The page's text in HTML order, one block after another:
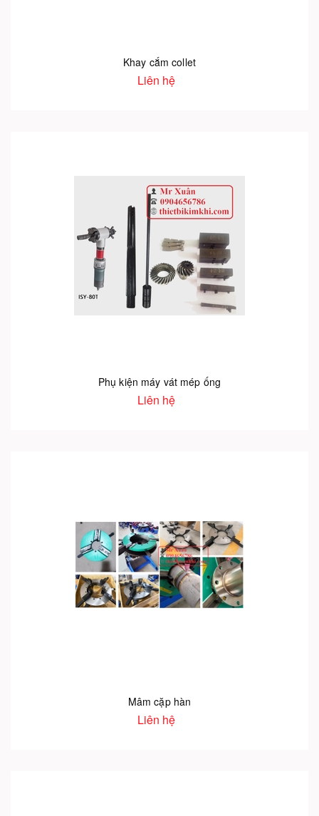
Khay cắm collet
Liên hệ
Phụ kiện máy vát mép ống
Liên hệ
Mâm cặp hàn
Liên hệ